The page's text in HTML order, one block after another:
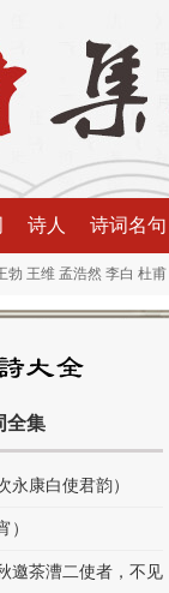
诗人 诗词名句
勃 王维 孟浩然 李白 杜甫
全集
永康白使君韵）
）
邀茶漕二使者，不见